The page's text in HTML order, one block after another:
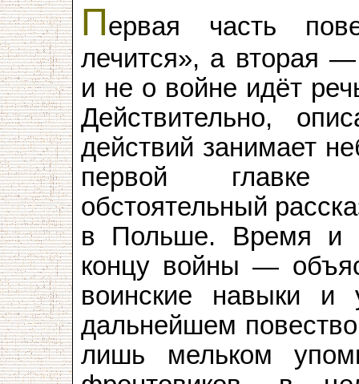
Первая часть
лечится», а вторая
и не о войне идёт
Действительно,
действий занимает
первой главке
обстоятельный
в Польше. Время и
концу войны —
воинские навыки
дальнейшем
лишь мельком